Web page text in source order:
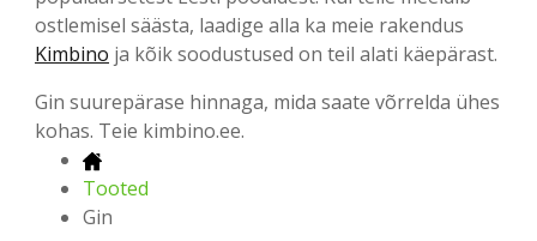
ostlemisel säästa, laadige alla ka meie rakendus
Kimbino ja kõik soodustused on teil alati käepärast.
Gin suurepärase hinnaga, mida saate võrrelda ühes
kohas. Teie kimbino.ee.
Tooted
Gin